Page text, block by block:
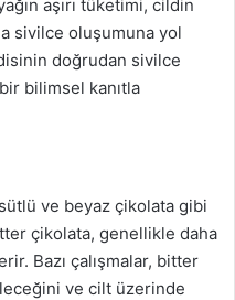
aşırı tüketimi, cildin
sivilce oluşumuna yol
doğrudan sivilce
bilimsel kanıtla
ve beyaz çikolata gibi
çikolata, genellikle daha
Bazı çalışmalar, bitter
ve cilt üzerinde